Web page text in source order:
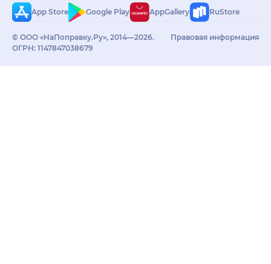
App Store
Google Play AppGallery RuStore
© ООО «НаПоправку.Ру», 2014—2026.
ОГРН: 1147847038679
Правовая информация